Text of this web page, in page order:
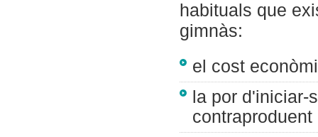
habituals que
gimnàs:
el cost
la por